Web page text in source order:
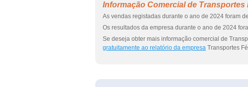
Informação Comercial de Transportes
As vendas registadas durante o ano de 2024 foram
Os resultados da empresa durante o ano de 2024
Se deseja obter mais informação comercial de
gratuitamente ao relatório da empresa Transportes